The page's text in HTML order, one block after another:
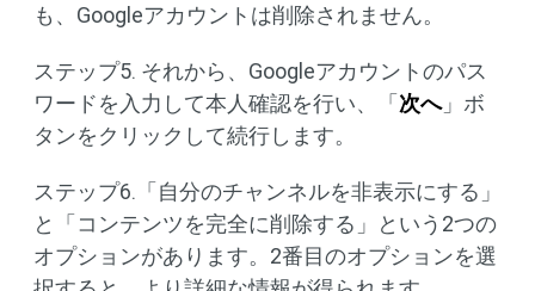
も、Googleアカウントは削除されません。
ステップ5. それから、Googleアカウントのパス
ワードを入力して本人確認を行い、「次へ」ボ
タンをクリックして続行します。
ステップ6.「自分のチャンネルを非表示にする」
と「コンテンツを完全に削除する」という2つの
オプションがあります。2番目のオプションを選